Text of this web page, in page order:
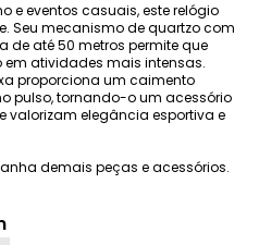
e eventos casuais, este relógio
Seu mecanismo de quartzo com
de até 50 metros permite que
atividades mais intensas.
proporciona um caimento
pulso, tornando-o um acessório
valorizam elegância esportiva e
demais peças e acessórios.